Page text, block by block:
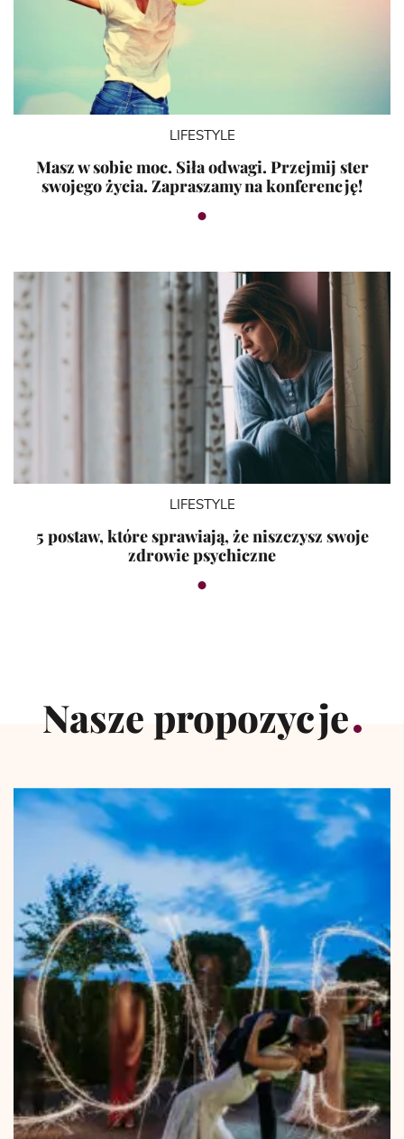
LIFESTYLE
Masz w sobie moc. Siła odwagi. Przejmij ster
swojego życia. Zapraszamy na konferencję!
LIFESTYLE
5 postaw, które sprawiają, że niszczysz swoje
zdrowie psychiczne
Nasze propozycje